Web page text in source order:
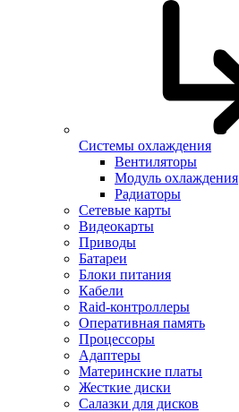
Системы охлаждения
Вентиляторы
Модуль охлаждения
Радиаторы
Сетевые карты
Видеокарты
Приводы
Батареи
Блоки питания
Кабели
Raid-контроллеры
Оперативная память
Процессоры
Адаптеры
Материнские платы
Жесткие диски
Салазки для дисков